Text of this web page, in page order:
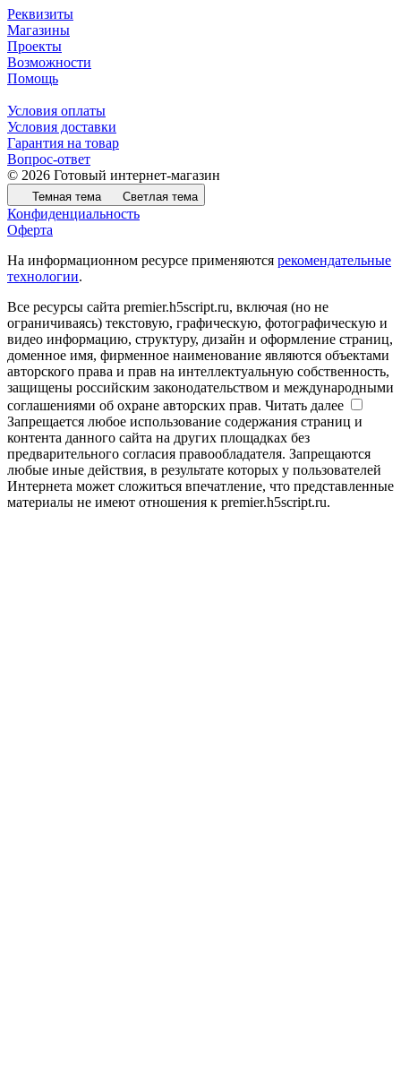
Реквизиты
Магазины
Проекты
Возможности
Помощь
Условия оплаты
Условия доставки
Гарантия на товар
Вопрос-ответ
© 2026 Готовый интернет-магазин
Темная тема Светлая тема
Конфиденциальность
Оферта
На информационном ресурсе применяются рекомендательные
технологии.
Все ресурсы сайта premier.h5script.ru, включая (но не
ограничиваясь) текстовую, графическую, фотографическую и
видео информацию, структуру, дизайн и оформление страниц,
доменное имя, фирменное наименование являются объектами
авторского права и прав на интеллектуальную собственность,
защищены российским законодательством и международными
соглашениями об охране авторских прав. Читать далее
Запрещается любое использование содержания страниц и
контента данного сайта на других площадках без
предварительного согласия правообладателя. Запрещаются
любые иные действия, в результате которых у пользователей
Интернета может сложиться впечатление, что представленные
материалы не имеют отношения к premier.h5script.ru.